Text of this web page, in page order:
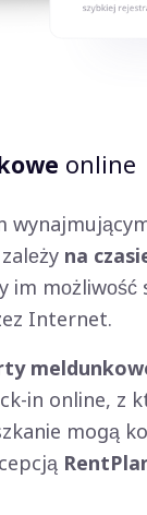
online
na
im możliwość
Internet.
in online, z
mogą